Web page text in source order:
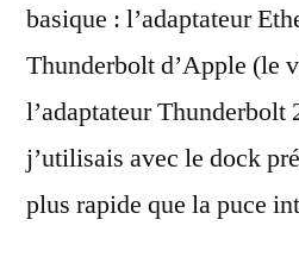
basique : l’adaptateur
Thunderbolt d’Apple (le
l’adaptateur Thunderbolt
j’utilisais avec le dock
plus rapide que la puce